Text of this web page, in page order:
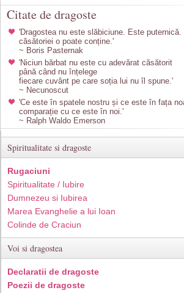
Citate de dragoste
'Dragostea nu este slăbiciune. Este puternică.
căsătoriei o poate conține.'
~ Boris Pasternak
'Niciun bărbat nu este cu adevărat căsătorit
până când nu înțelege
fiecare cuvânt pe care soția lui nu îl spune.'
~ Necunoscut
'Ce este în spatele nostru și ce este în fața
comparație cu ce este în noi.'
~ Ralph Waldo Emerson
Spiritualitate si dragoste
Rugaciuni
Spiritualitate / Iubire
Dumnezeu si Iubirea
Marea Evanghelie a lui Ioan
Colinde de Craciun
Voi si dragostea
Declaratii de dragoste
Poezii de dragoste